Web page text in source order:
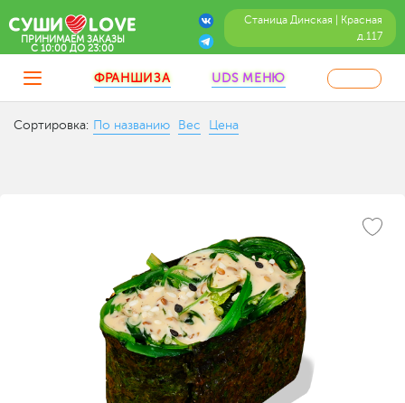
Станица Динская | Красная
д.117
ПРИНИМАЕМ ЗАКАЗЫ
C 10:00 ДО 23:00
ФРАНШИЗА UDS МЕНЮ
Сортировка: По названию Вес Цена